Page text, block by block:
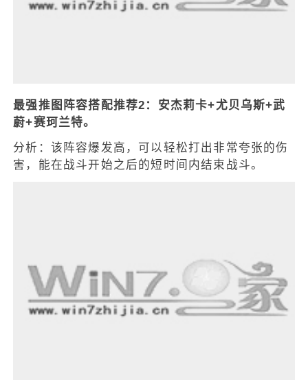
最强推图阵容搭配推荐2：安杰莉卡+尤贝乌斯+武
蔚+赛珂兰特。
分析：该阵容爆发高，可以轻松打出非常夸张的伤
害，能在战斗开始之后的短时间内结束战斗。